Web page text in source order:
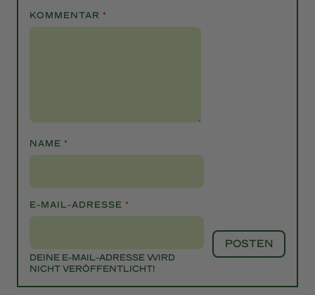
KOMMENTAR *
NAME *
E-MAIL-ADRESSE *
DEINE E-MAIL-ADRESSE WIRD
NICHT VERÖFFENTLICHT!